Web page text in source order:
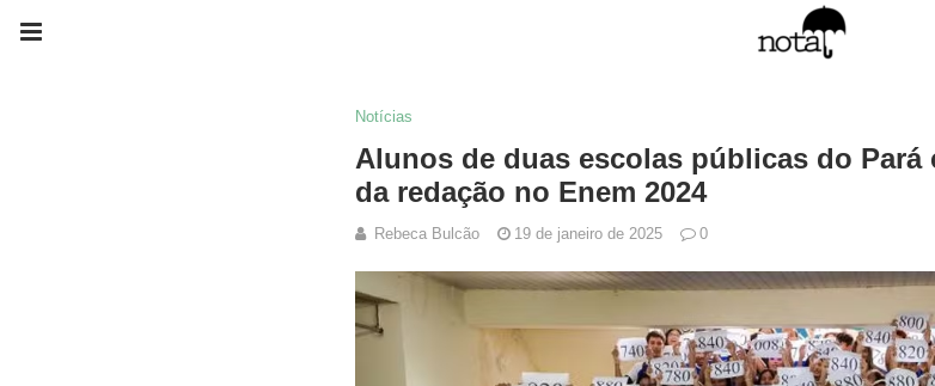
Notícias
Alunos de duas escolas públicas do Pará
da redação no Enem 2024
Rebeca Bulcão 19 de janeiro de 2025 0